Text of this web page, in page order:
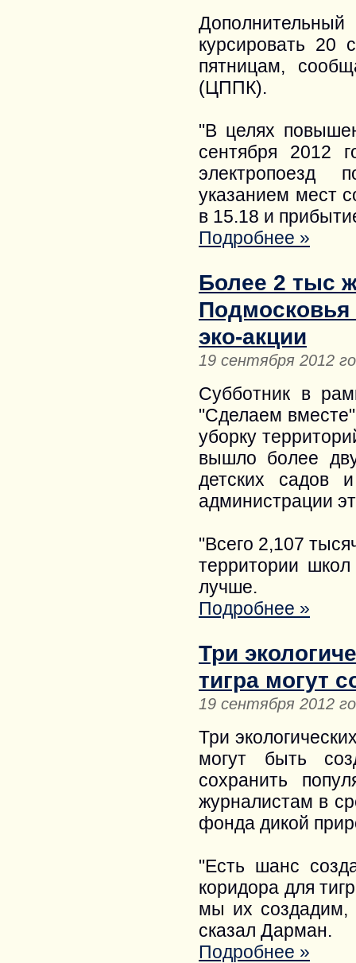
курсировать 20
пятницам,
(ЦППК).
"В целях
сентября 2012
электропоезд
указанием мест
в 15.18 и
Подробнее »
Более 2 тыс
Подмосковья
эко-акции
19 сентября 2012
Субботник в
"Сделаем
уборку
вышло более
детских садов
администрации
"Всего 2,107
территории
лучше.
Подробнее »
Три
тигра могут
19 сентября 2012
Три
могут быть
сохранить
журналистам в
фонда дикой
"Есть шанс
коридора для
мы их создадим,
сказал Дарман.
Подробнее »